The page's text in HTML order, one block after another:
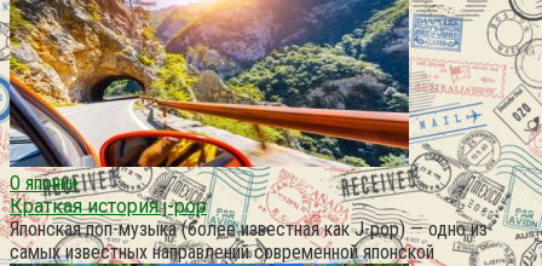
О японии
Краткая история j-pop
Японская поп-музыка (более известная как J-pop) — одно из
самых известных направлений современной японской